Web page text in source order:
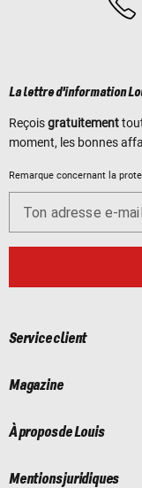
La lettre d'information
Reçoisgratuitement
moment, les bonnes
Remarque concernant la
Ton adresse e-mail
Service client
Magazine
À propos de Louis
Mentions juridiques